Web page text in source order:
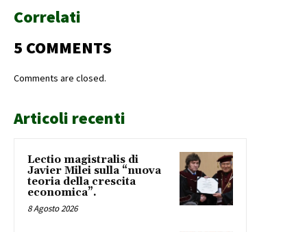
Correlati
5 COMMENTS
Comments are closed.
Articoli recenti
Lectio magistralis di
Javier Milei sulla “nuova
teoria della crescita
economica”.
8 Agosto 2026